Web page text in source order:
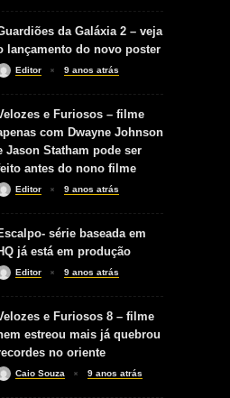
da Galáxia 2 – veja
lançamento do novo poster
Editor 9 anos atrás
e Furiosos – filme
com Dwayne Johnson
Jason Statham pode ser
antes do nono filme
Editor 9 anos atrás
série baseada em
já está em produção
Editor 9 anos atrás
e Furiosos 8 – filme
estreou mais já quebrou
no oriente
Caio Souza 9 anos atrás